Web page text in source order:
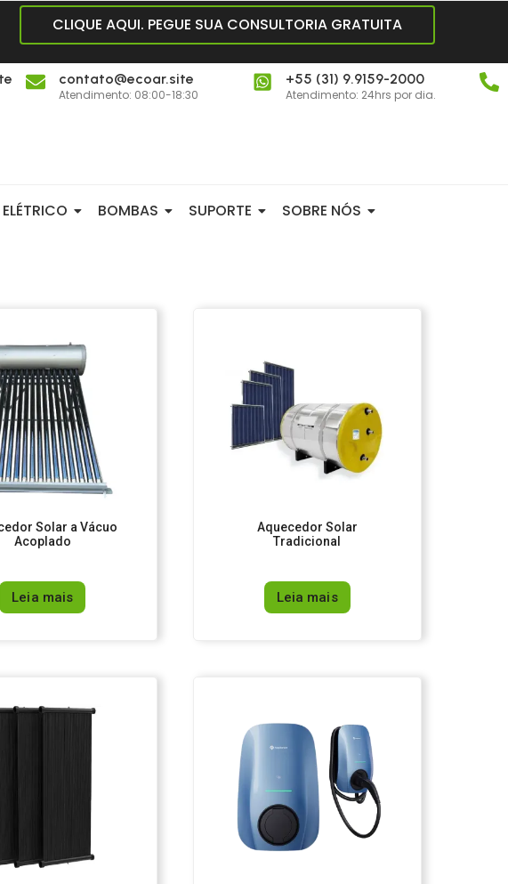
CLIQUE AQUI. PEGUE SUA CONSULTORIA GRATUITA
contato@ecoar.site
Atendimento: 08:00-18:30
+55 (31) 9.9159-2000
Atendimento: 24hrs por dia.
BOMBAS SUPORTE
SOBRE NÓS
Solar a Vácuo
Acoplado
Leia mais
Aquecedor Solar
Tradicional
Leia mais